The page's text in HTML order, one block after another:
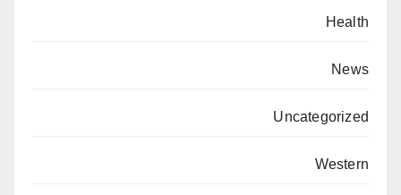
Health
News
Uncategorized
Western